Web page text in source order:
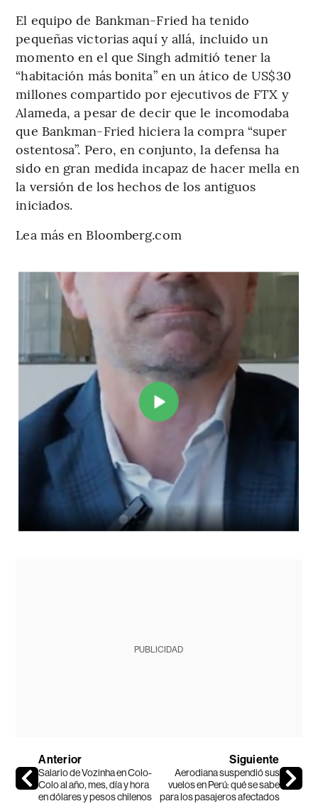
El equipo de Bankman-Fried ha tenido
pequeñas victorias aquí y allá, incluido un
momento en el que Singh admitió tener la
“habitación más bonita” en un ático de US$30
millones compartido por ejecutivos de FTX y
Alameda, a pesar de decir que le incomodaba
que Bankman-Fried hiciera la compra “super
ostentosa”. Pero, en conjunto, la defensa ha
sido en gran medida incapaz de hacer mella en
la versión de los hechos de los antiguos
iniciados.
Lea más en Bloomberg.com
PUBLICIDAD
Anterior
Salario de Vozinha en Colo-
Colo al año, mes, día y hora
en dólares y pesos chilenos
Siguiente
Aerodiana suspendió sus
vuelos en Perú: qué se sabe
para los pasajeros afectados